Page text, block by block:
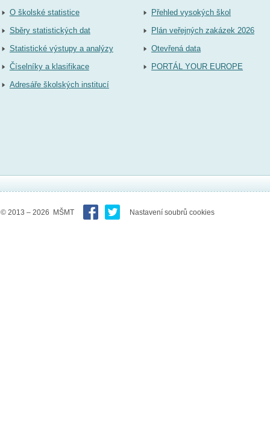
O školské statistice
Sběry statistických dat
Statistické výstupy a analýzy
Číselníky a klasifikace
Adresáře školských institucí
Přehled vysokých škol
Plán veřejných zakázek 2026
Otevřená data
PORTÁL YOUR EUROPE
© 2013 – 2026 MŠMT Nastavení soubrů cookies